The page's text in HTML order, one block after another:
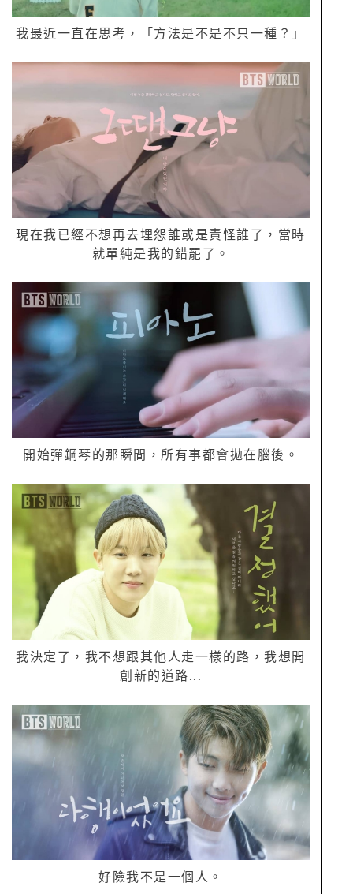
我最近一直在思考，「方法是不是不只一種？」
現在我已經不想再去埋怨誰或是責怪誰了，當時
就單純是我的錯罷了。
開始彈鋼琴的那瞬間，所有事都會拋在腦後。
我決定了，我不想跟其他人走一樣的路，我想開
創新的道路...
好險我不是一個人。